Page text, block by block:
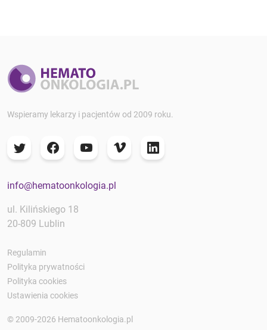
Wspieramy lekarzy i pacjentów od 2009 roku.
info@hematoonkologia.pl
ul. Kilińskiego 18
20-809 Lublin
Regulamin
Polityka prywatności
Polityka cookies
Ustawienia cookies
© 2009-2026 Hematoonkologia.pl